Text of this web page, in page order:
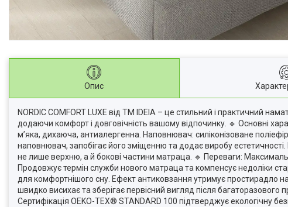
Опис
NORDIC COMFORT LUXE від TM IDEIA – це стильний і практичний
додаючи комфорт і довговічність вашому відпочинку. 🔹 Основні
м’яка, дихаюча, антиалергенна. Наповнювач: силіконізоване
наповнювач, запобігає його зміщенню та додає виробу
не лише верхню, а й бокові частини матраца. 🔹 Переваги:
Продовжує термін служби нового матраца та компенсує недоліки
для комфортнішого сну. Ефект антиковзання утримує простирадло
швидко висихає та зберігає первісний вигляд після багаторазового
Сертифікація OEKO-TEX® STANDARD 100 підтверджує екологічну